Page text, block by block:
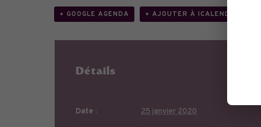
+ GOOGLE AGENDA + AJOUTER À ICALENDAR
Détails
Date : 25 janvier 2020